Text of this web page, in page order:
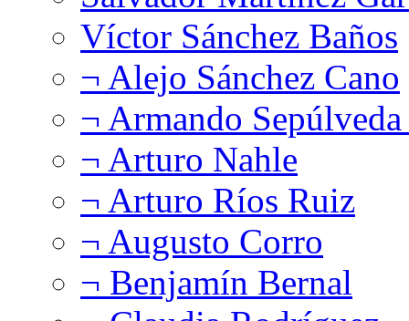
Víctor Sánchez Baños
¬ Alejo Sánchez Cano
¬ Armando
¬ Arturo Nahle
¬ Arturo Ríos Ruiz
¬ Augusto Corro
¬ Benjamín Bernal